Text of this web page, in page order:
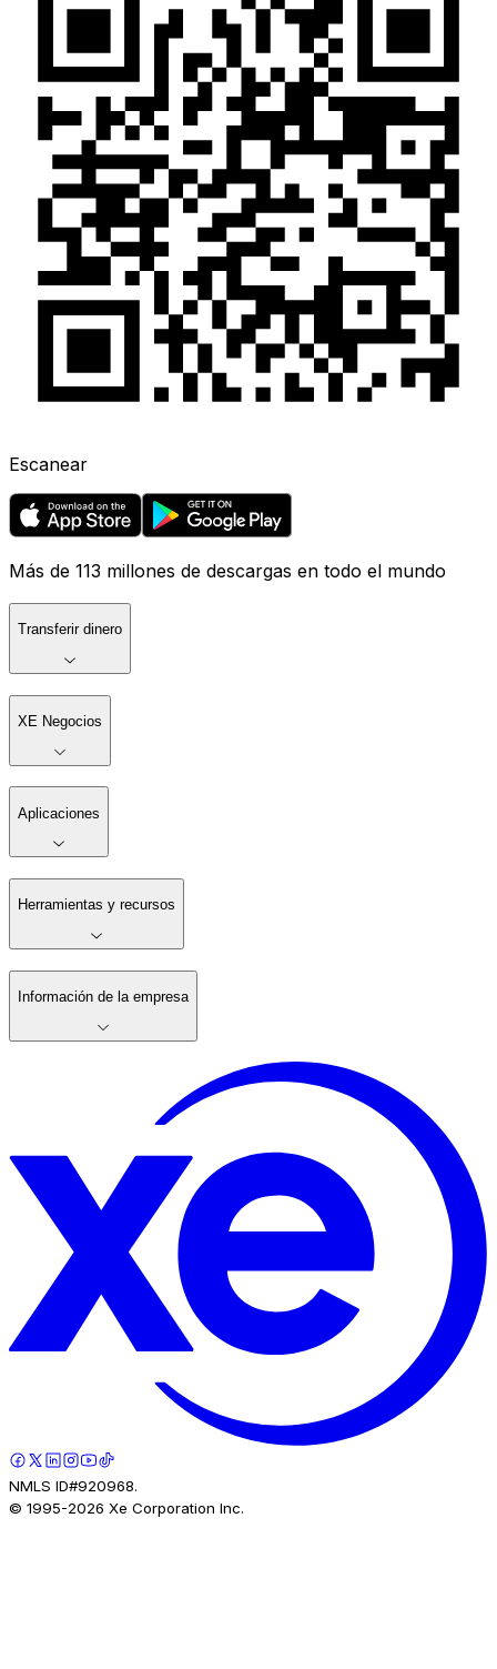
Escanear
Más de 113 millones de descargas en todo el mundo
Transferir dinero
XE Negocios
Aplicaciones
Herramientas y recursos
Información de la empresa
NMLS ID#920968.
© 1995-2026 Xe Corporation Inc.